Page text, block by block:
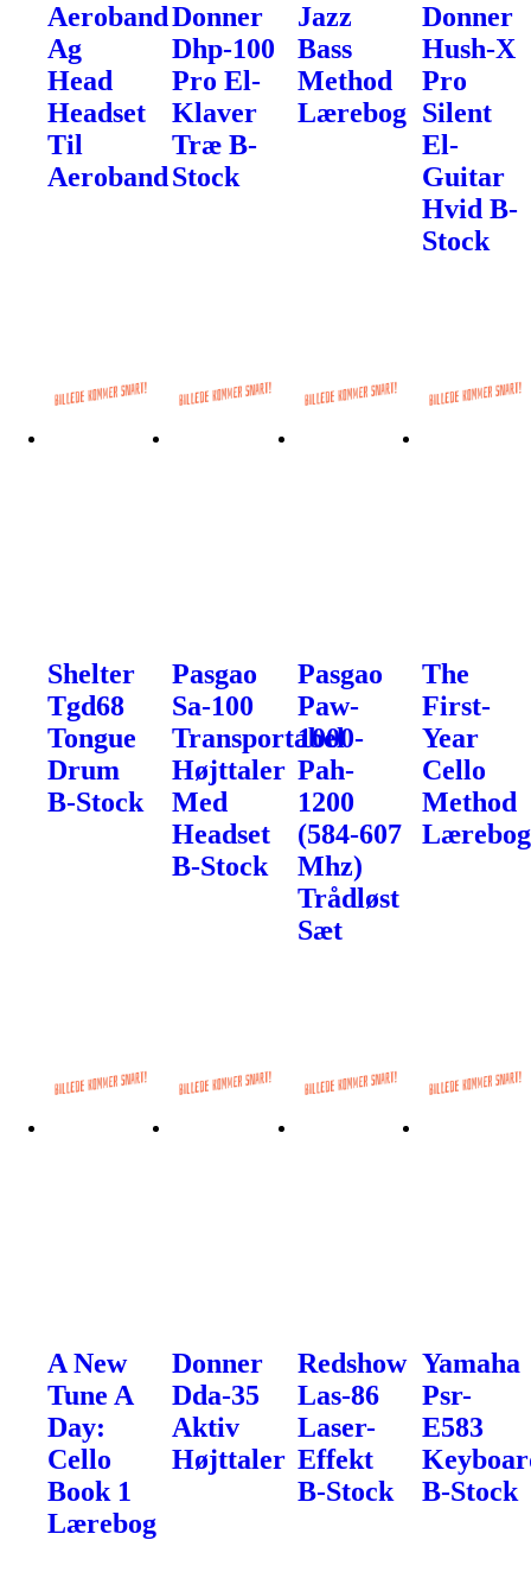
Aeroband
Ag
Head
Headset
Til
Aeroband
Donner
Dhp-100
Pro El-
Klaver
Træ B-
Stock
Jazz
Bass
Method
Lærebog
Donner
Hush-X
Pro
Silent
El-
Guitar
Hvid B-
Stock
Shelter
Tgd68
Tongue
Drum
B-Stock
Pasgao
Sa-100
Transportabel
Højttaler
Med
Headset
B-Stock
Pasgao
Paw-
1000-
Pah-
1200
(584-607
Mhz)
Trådløst
Sæt
The
First-
Year
Cello
Method
Lærebog
A New
Tune A
Day:
Cello
Book 1
Lærebog
Donner
Dda-35
Aktiv
Højttaler
Redshow
Las-86
Laser-
Effekt
B-Stock
Yamaha
Psr-
E583
B-Stock